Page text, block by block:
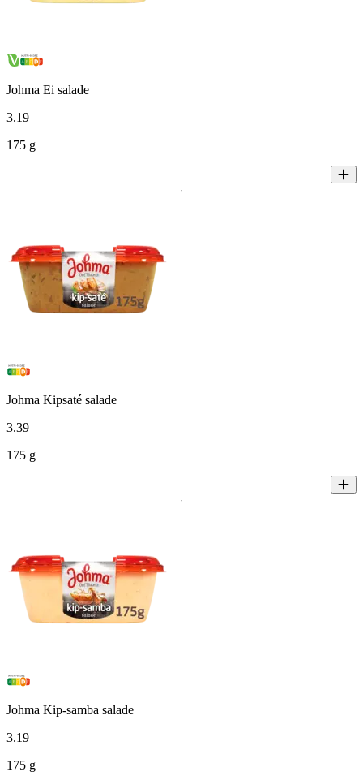
Johma Ei salade
3.19
175 g
Johma Kipsaté salade
3.39
175 g
Johma Kip-samba salade
3.19
175 g